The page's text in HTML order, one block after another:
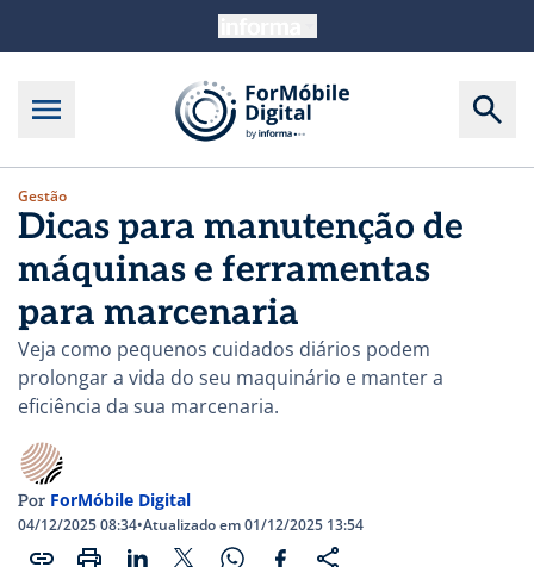
Gestão
Dicas para manutenção de
máquinas e ferramentas
para marcenaria
Veja como pequenos cuidados diários podem
prolongar a vida do seu maquinário e manter a
eficiência da sua marcenaria.
Por ForMóbile Digital
04/12/2025 08:34•Atualizado em 01/12/2025 13:54